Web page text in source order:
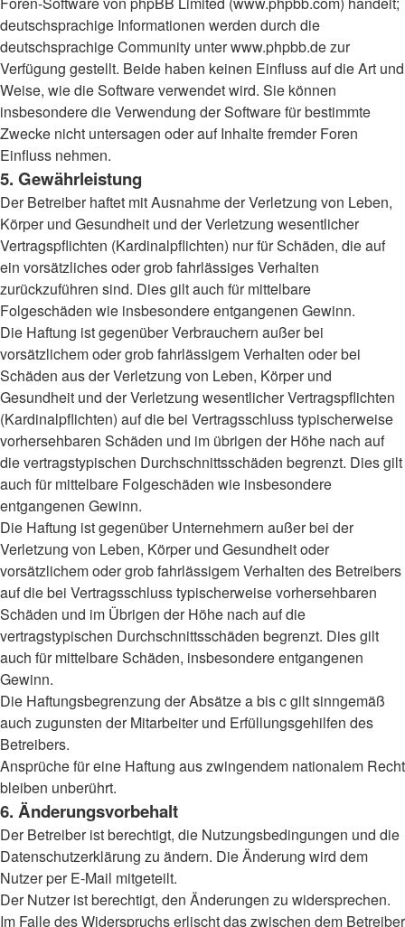
deutschsprachige Informationen werden durch die
deutschsprachige Community unter www.phpbb.de zur
Verfügung gestellt. Beide haben keinen Einfluss auf die Art und
Weise, wie die Software verwendet wird. Sie können
insbesondere die Verwendung der Software für bestimmte
Zwecke nicht untersagen oder auf Inhalte fremder Foren
Einfluss nehmen.
5. Gewährleistung
Der Betreiber haftet mit Ausnahme der Verletzung von Leben,
Körper und Gesundheit und der Verletzung wesentlicher
Vertragspflichten (Kardinalpflichten) nur für Schäden, die auf
ein vorsätzliches oder grob fahrlässiges Verhalten
zurückzuführen sind. Dies gilt auch für mittelbare
Folgeschäden wie insbesondere entgangenen Gewinn.
Die Haftung ist gegenüber Verbrauchern außer bei
vorsätzlichem oder grob fahrlässigem Verhalten oder bei
Schäden aus der Verletzung von Leben, Körper und
Gesundheit und der Verletzung wesentlicher Vertragspflichten
(Kardinalpflichten) auf die bei Vertragsschluss typischerweise
vorhersehbaren Schäden und im übrigen der Höhe nach auf
die vertragstypischen Durchschnittsschäden begrenzt. Dies gilt
auch für mittelbare Folgeschäden wie insbesondere
entgangenen Gewinn.
Die Haftung ist gegenüber Unternehmern außer bei der
Verletzung von Leben, Körper und Gesundheit oder
vorsätzlichem oder grob fahrlässigem Verhalten des Betreibers
auf die bei Vertragsschluss typischerweise vorhersehbaren
Schäden und im Übrigen der Höhe nach auf die
vertragstypischen Durchschnittsschäden begrenzt. Dies gilt
auch für mittelbare Schäden, insbesondere entgangenen
Gewinn.
Die Haftungsbegrenzung der Absätze a bis c gilt sinngemäß
auch zugunsten der Mitarbeiter und Erfüllungsgehilfen des
Betreibers.
Ansprüche für eine Haftung aus zwingendem nationalem Recht
bleiben unberührt.
6. Änderungsvorbehalt
Der Betreiber ist berechtigt, die Nutzungsbedingungen und die
Datenschutzerklärung zu ändern. Die Änderung wird dem
Nutzer per E-Mail mitgeteilt.
Der Nutzer ist berechtigt, den Änderungen zu widersprechen.
Im Falle des Widerspruchs erlischt das zwischen dem Betreiber